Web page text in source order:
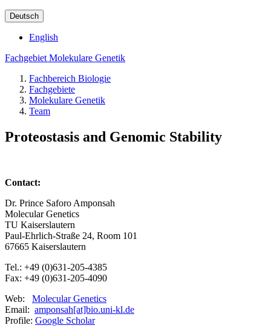
Deutsch
English
Fachgebiet Molekulare Genetik
Fachbereich Biologie
Fachgebiete
Molekulare Genetik
Team
Proteostasis and Genomic Stability
Contact:
Dr. Prince Saforo Amponsah
Molecular Genetics
TU Kaiserslautern
Paul-Ehrlich-Straße 24, Room 101
67665 Kaiserslautern
Tel.: +49 (0)631-205-4385
Fax: +49 (0)631-205-4090
Web: Molecular Genetics
Email: amponsah[at]bio.uni-kl.de
Profile: Google Scholar